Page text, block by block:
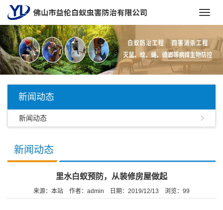
新闻动态
新闻动态
新闻动态
里水白蚁预防，从装修房屋做起
来源：本站 作者：admin 日期：2019/12/13 浏览： 99